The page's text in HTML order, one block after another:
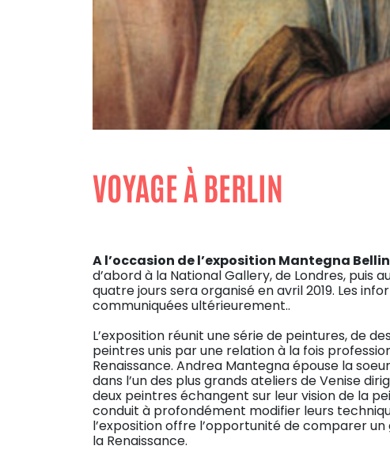
VOYAGE À BERLIN
A l’occasion de l’exposition Mantegna
d’abord à la National Gallery, de Londres, puis
quatre jours sera organisé en avril 2019. Les
communiquées ultérieurement..
L’exposition réunit une série de peintures, de
peintres unis par une relation à la fois
Renaissance. Andrea Mantegna épouse la
dans l’un des plus grands ateliers de Venise
deux peintres échangent sur leur vision de la
conduit à profondément modifier leurs
l’exposition offre l’opportunité de comparer
la Renaissance.